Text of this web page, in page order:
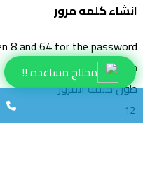
محتاج مساعده !!
انشاء كلمه مرور
8 and 64 for the password
length
طول كلمة المرور